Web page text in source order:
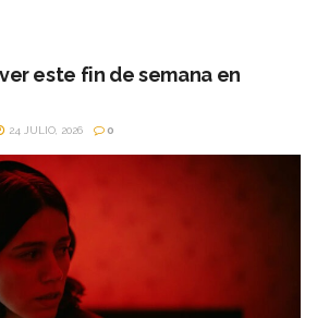
este fin de semana en
24 JULIO, 2026 0